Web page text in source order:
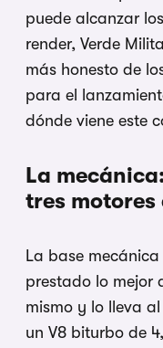
puede alcanzar
render, Verde
más honesto de
para el
dónde viene este
La
tres
La base
prestado lo mejor
mismo y lo lleva
un V8 biturbo de